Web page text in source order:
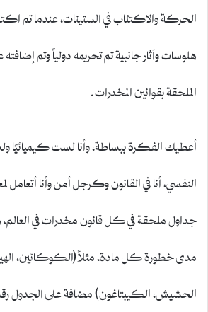
الحركة والاكتئاب في الستينات، عندما تم
هلوسات وآثار جانبية تم تحريمه دولياً وتم
الملحقة بقوانين المخدرات.
أعطيك الفكرة ببساطة، وأنا لست
النفسي، أنا في القانون وكرجل أمن وأنا أتعامل
جداول ملحقة في كل قانون مخدرات في
مدى خطورة كل مادة، مثلاً (الكوكائين،
الحشيش، الكيبتاغون) مضافة على الجدول